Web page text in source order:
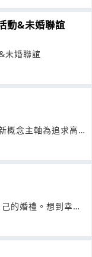
誼活動&未婚聯誼
動&未婚聯誼
概念主軸為追求高
的婚禮。想到幸